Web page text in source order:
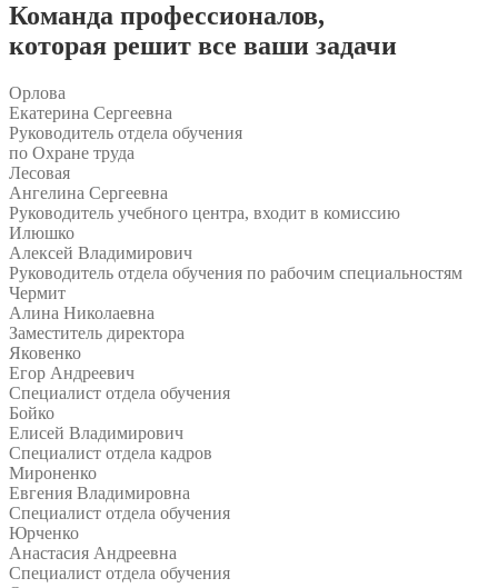
Команда профессионалов,
которая решит все ваши задачи
Орлова
Екатерина Сергеевна
Руководитель отдела обучения
по Охране труда
Лесовая
Ангелина Сергеевна
Руководитель учебного центра, входит в комиссию
Илюшко
Алексей Владимирович
Руководитель отдела обучения по рабочим специальностям
Чермит
Алина Николаевна
Заместитель директора
Яковенко
Егор Андреевич
Специалист отдела обучения
Бойко
Елисей Владимирович
Специалист отдела кадров
Мироненко
Евгения Владимировна
Специалист отдела обучения
Юрченко
Анастасия Андреевна
Специалист отдела обучения